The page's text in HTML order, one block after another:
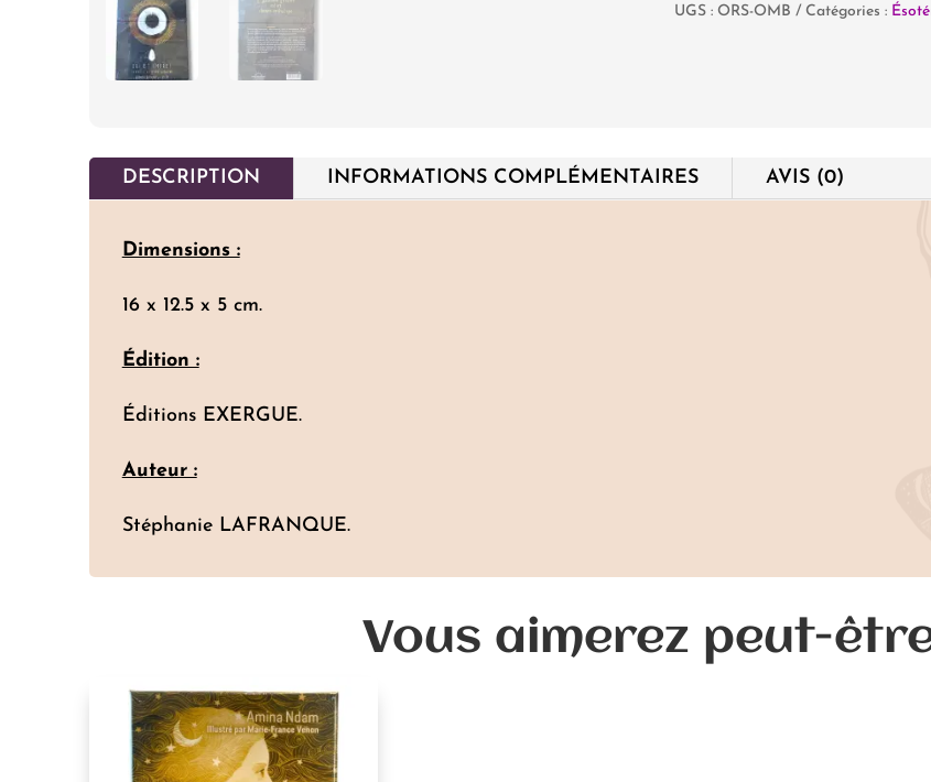
Ors
Oracle
UGS :ORS-OMB Catégories :
DESCRIPTION INFORMATIONS COMPLÉMENTAIRES AVIS (0)
Dimensions :
16 x 12.5 x 5 cm.
Édition :
Éditions EXERGUE.
Auteur :
Stéphanie LAFRANQUE.
Vous aimerez peut-